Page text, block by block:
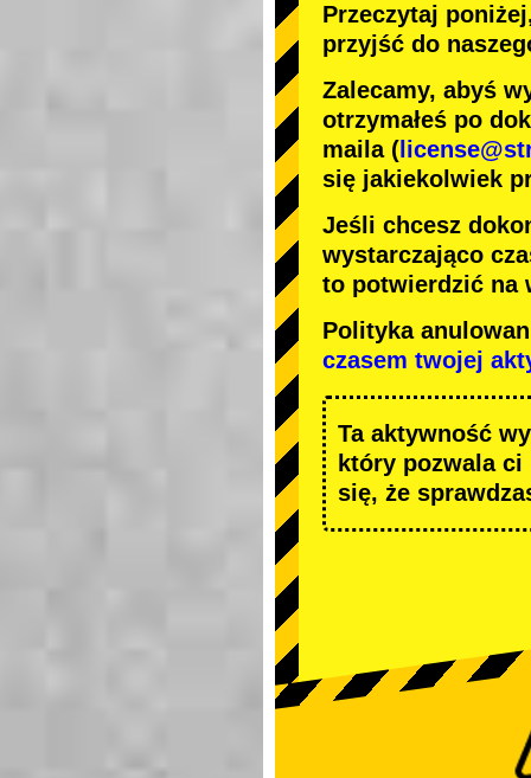
Przeczytaj
przyjść do
Zalecamy, abyś
otrzymałeś po
maila (
się jakiekolwiek
Jeśli chcesz
wystarczająco
to potwierdzić na
Polityka
czasem twojej
Ta aktywność
który pozwala
się, że